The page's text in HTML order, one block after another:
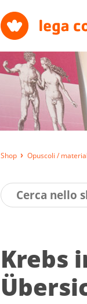
Shop Opuscoli /
Krebs